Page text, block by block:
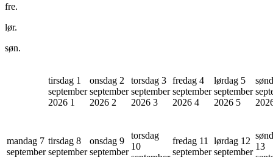
fre.
lør.
søn.
tirsdag 1
september
2026 1
onsdag 2
september
2026 2
torsdag 3
september
2026 3
fredag 4
september
2026 4
lørdag 5
september
2026 5
mandag 7
september
tirsdag 8
september
onsdag 9
september
torsdag
10
fredag 11
september
lørdag 12
september
13